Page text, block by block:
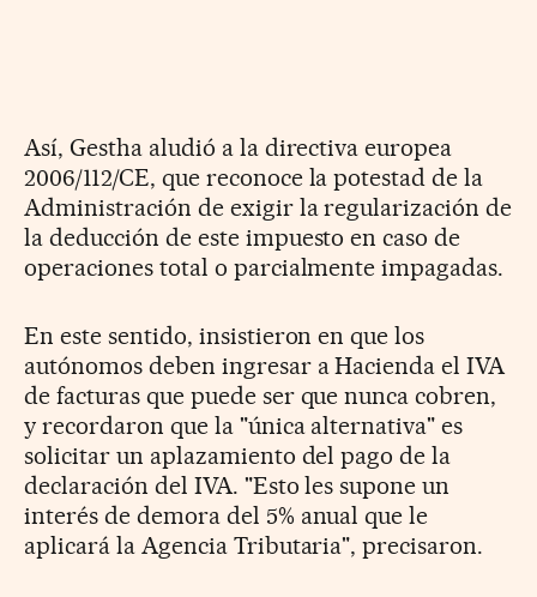
Así, Gestha aludió a la directiva europea
2006/112/CE, que reconoce la potestad de la
Administración de exigir la regularización de
la deducción de este impuesto en caso de
operaciones total o parcialmente impagadas.
En este sentido, insistieron en que los
autónomos deben ingresar a Hacienda el IVA
de facturas que puede ser que nunca cobren,
y recordaron que la "única alternativa" es
solicitar un aplazamiento del pago de la
declaración del IVA. "Esto les supone un
interés de demora del 5% anual que le
aplicará la Agencia Tributaria", precisaron.